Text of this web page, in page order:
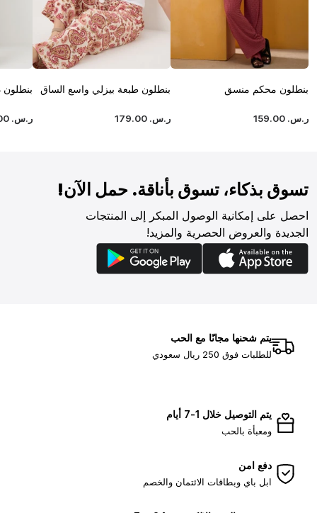
بنطلون محكم منسق
ر.س. 159.00
بنطلون طبعة بيزلي واسع الساق
ر.س. ‏
179.00 ر.س. ‏
تسوق بذكاء، تسوق بأناقة. حمل الآن!
احصل على إمكانية الوصول المبكر إلى المنتجات
الجديدة والعروض الحصرية والمزيد!
يتم شحنها مجانًا مع الحب
للطلبات فوق 250 ريال سعودي
يتم التوصيل خلال 1-7 أيام
ومعبأة بالحب
دفع امن
ابل باي وبطاقات الائتمان والخصم